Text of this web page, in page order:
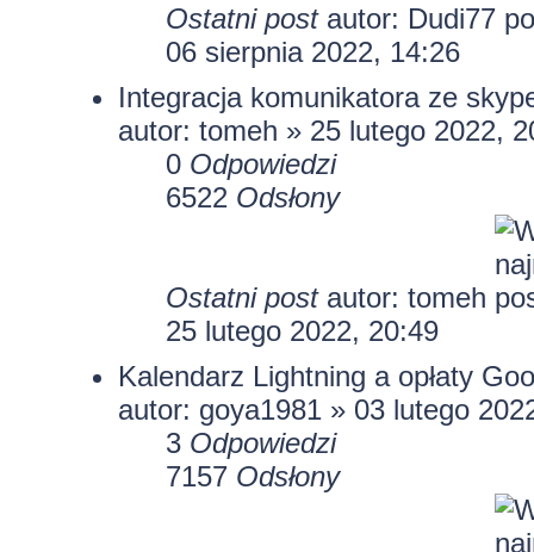
Ostatni post autor: Dudi77
06 sierpnia 2022, 14:26
Integracja komunikatora ze
autor: tomeh » 25 lutego 2022,
0 Odpowiedzi
6522 Odsłony
Ostatni post autor: tomeh
25 lutego 2022, 20:49
Kalendarz Lightning a opłaty
autor: goya1981» 03 lutego
3 Odpowiedzi
7157 Odsłony